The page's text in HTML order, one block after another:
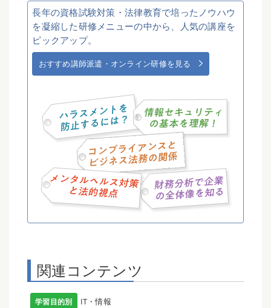
長年の資格試験対策・法律教育で培ったノウハウ
を凝縮した研修メニューの中から、人気の講座を
ピックアップ。
おすすめ講師派遣・オンライン研修を見る
関連コンテンツ
学習目的別 IT・情報